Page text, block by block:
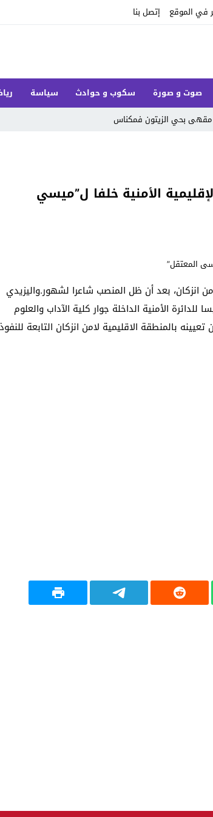
في الموقع إتصل بنا
صوت و صورة سكوب و حوادث سياسة
مقهى بحي الزيتون فمكناس
الأمنية خلفا ل”ميسي
انزكان، بعد أن ظل المنصب شاعرا لشهور.واليزيدي
الأمنية الداخلة جوار كلية الآداب والعلوم
بالمنطقة الاقليمية لامن انزكان التابعة للنفوذ